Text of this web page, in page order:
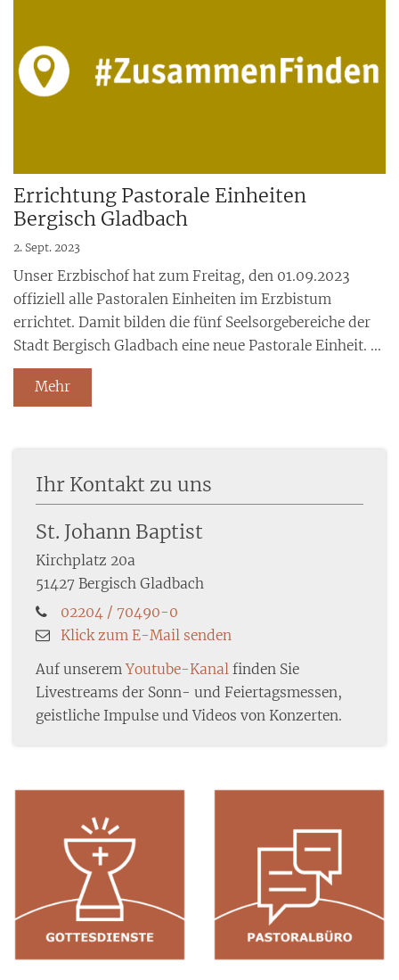
Errichtung Pastorale Einheiten
Bergisch Gladbach
2. Sept. 2023
Unser Erzbischof hat zum Freitag, den 01.09.2023
offiziell alle Pastoralen Einheiten im Erzbistum
errichtet. Damit bilden die fünf Seelsorgebereiche der
Stadt Bergisch Gladbach eine neue Pastorale Einheit. ...
Mehr
Ihr Kontakt zu uns
St. Johann Baptist
Kirchplatz 20a
51427 Bergisch Gladbach
02204 / 70490-0
Klick zum E-Mail senden
Auf unserem Youtube-Kanal finden Sie
Livestreams der Sonn- und Feiertagsmessen,
geistliche Impulse und Videos von Konzerten.